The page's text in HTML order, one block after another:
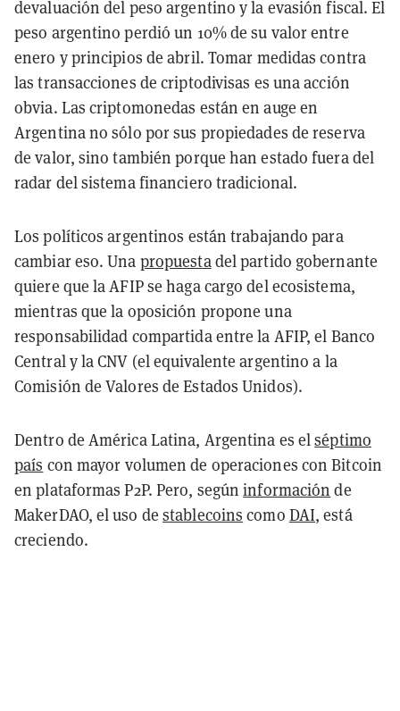
devaluación del peso argentino y la evasión fiscal. El
peso argentino perdió un 10% de su valor entre
enero y principios de abril. Tomar medidas contra
las transacciones de criptodivisas es una acción
obvia. Las criptomonedas están en auge en
Argentina no sólo por sus propiedades de reserva
de valor, sino también porque han estado fuera del
radar del sistema financiero tradicional.
Los políticos argentinos están trabajando para
cambiar eso. Una propuestadel partido gobernante
quiere que la AFIP se haga cargo del ecosistema,
mientras que la oposición propone una
responsabilidad compartida entre la AFIP, el Banco
Central y la CNV (el equivalente argentino a la
Comisión de Valores de Estados Unidos).
Dentro de América Latina, Argentina es elséptimo
país con mayor volumen de operaciones con Bitcoin
en plataformas P2P. Pero, segúninformación de
MakerDAO, el uso destablecoins como DAI, está
creciendo.